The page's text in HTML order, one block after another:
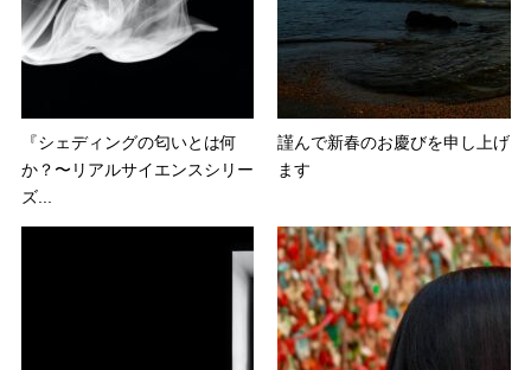
『シェディングの匂いとは何
か？〜リアルサイエンスシリー
ズ...
謹んで新春のお慶びを申し上げ
ます